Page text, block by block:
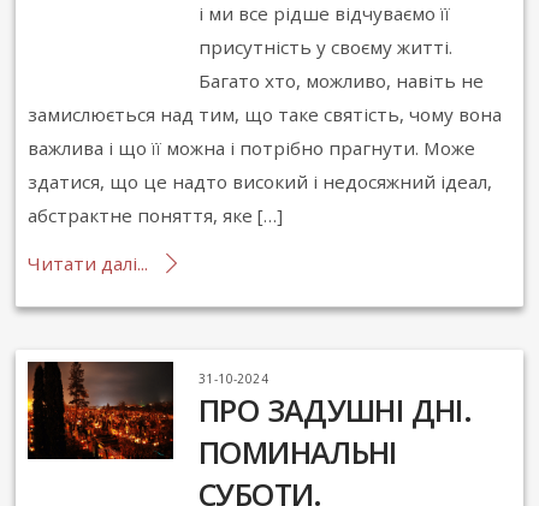
і ми все рідше відчуваємо її
присутність у своєму житті.
Багато хто, можливо, навіть не
замислюється над тим, що таке святість, чому вона
важлива і що її можна і потрібно прагнути. Може
здатися, що це надто високий і недосяжний ідеал,
абстрактне поняття, яке […]
Читати далі...
31-10-2024
ПРО ЗАДУШНІ ДНІ.
ПОМИНАЛЬНІ
СУБОТИ.